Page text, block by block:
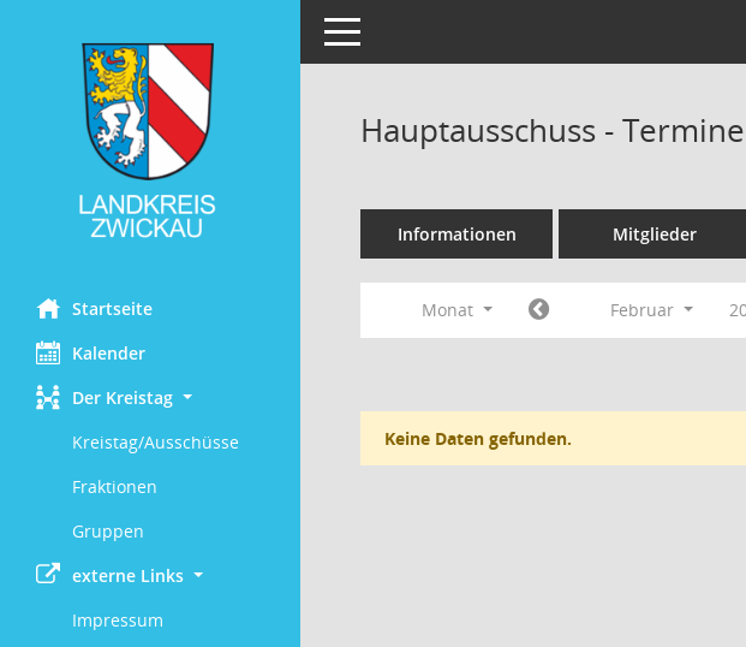
Startseite
Kalender
Der Kreistag
Kreistag/Ausschüsse
Fraktionen
Gruppen
externe Links
Impressum
Toggle navigation
Hauptausschuss -
Informationen Mitglieder
Monat Februar
Keine Daten gefunden.